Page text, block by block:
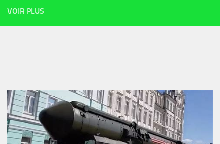
VOIR PLUS